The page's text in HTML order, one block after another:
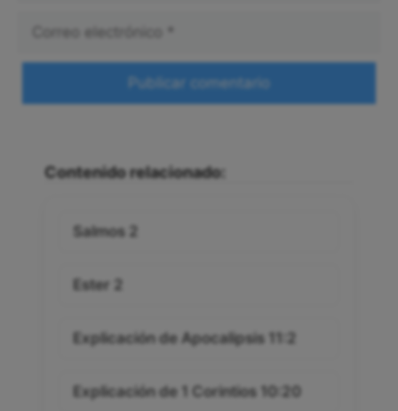
Contenido relacionado:
Salmos 2
Ester 2
Explicación de Apocalipsis 11:2
Explicación de 1 Corintios 10:20